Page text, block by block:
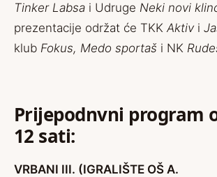
Tinker Labsa i Udruge Neki novi
prezentacije održat će TKK Aktiv i
klub Fokus, Medo sportaš i NK
Prijepodnvni program
12 sati:
VRBANI III. (IGRALIŠTE OŠ A.